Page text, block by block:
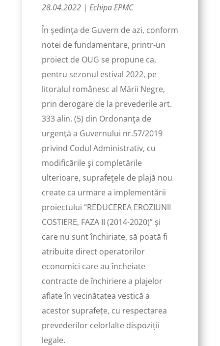
28.04.2022 | Echipa EPMC
În ședința de Guvern de azi, conform
notei de fundamentare, printr-un
proiect de OUG se propune ca,
pentru sezonul estival 2022, pe
litoralul românesc al Mării Negre,
prin derogare de la prevederile art.
333 alin. (5) din Ordonanţa de
urgenţă a Guvernului nr.57/2019
privind Codul Administrativ, cu
modificările şi completările
ulterioare, suprafeţele de plajă nou
create ca urmare a implementării
proiectului “REDUCEREA EROZIUNII
COSTIERE, FAZA II (2014-2020)” și
care nu sunt închiriate, să poată fi
atribuite direct operatorilor
economici care au încheiate
contracte de închiriere a plajelor
aflate în vecinătatea vestică a
acestor suprafețe, cu respectarea
prevederilor celorlalte dispoziții
legale.